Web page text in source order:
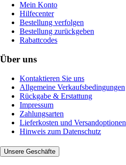
Mein Konto
Hilfecenter
Bestellung verfolgen
Bestellung zurückgeben
Rabattcodes
Über uns
Kontaktieren Sie uns
Allgemeine Verkaufsbedingungen
Rückgabe & Erstattung
Impressum
Zahlungsarten
Lieferkosten und Versandoptionen
Hinweis zum Datenschutz
Unsere Geschäfte